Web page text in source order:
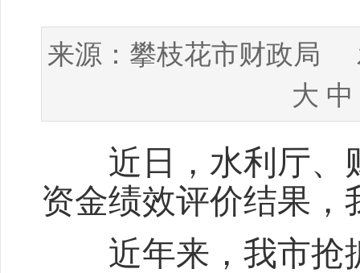
来源： 攀枝花市财政局
大 中
近日，水利厅、财
资金绩效评价结果
近年来，我市抢